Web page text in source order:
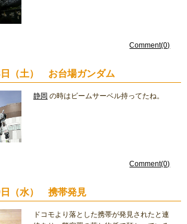
Comment(0)
（土） お台場ガンダム
静岡 の時はビームサーベル持ってたね。
Comment(0)
日（水） 携帯発見
ドコモより落とした携帯が発見されたと連